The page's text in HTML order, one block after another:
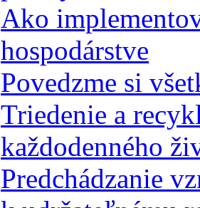
Ako
hospodárstve
Povedzme si
Triedenie a
každodenného
Predchádzanie